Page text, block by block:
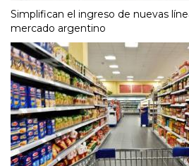
Simplifican el ingreso de nuevas
mercado argentino